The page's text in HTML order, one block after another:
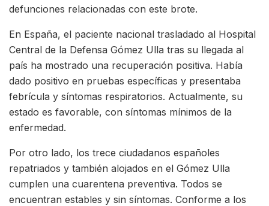
defunciones relacionadas con este brote.
En España, el paciente nacional trasladado al Hospital
Central de la Defensa Gómez Ulla tras su llegada al
país ha mostrado una recuperación positiva. Había
dado positivo en pruebas específicas y presentaba
febrícula y síntomas respiratorios. Actualmente, su
estado es favorable, con síntomas mínimos de la
enfermedad.
Por otro lado, los trece ciudadanos españoles
repatriados y también alojados en el Gómez Ulla
cumplen una cuarentena preventiva. Todos se
encuentran estables y sin síntomas. Conforme a los